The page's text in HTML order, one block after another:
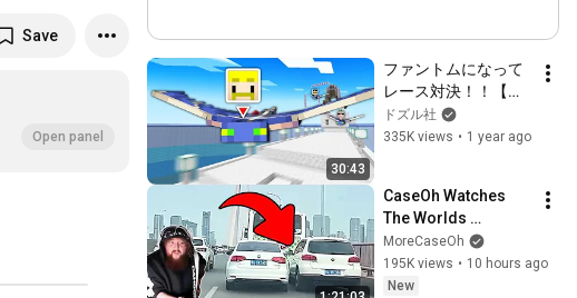
Save
Open panel
30:43
ファントムになって
レース対決！！【マ
イクラ】
ドズル社
335K views • 1 year ago
CaseOh Watches
The Worlds
Dumbest Drivers
MoreCaseOh
195K views • 10 hours ago
New